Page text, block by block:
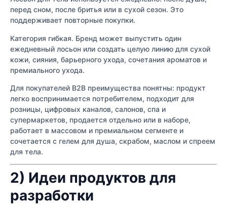
перед сном, после бритья или в сухой сезон. Это
поддерживает повторные покупки.
Категория гибкая. Бренд может выпустить один
ежедневный лосьон или создать целую линию для сухой
кожи, сияния, барьерного ухода, сочетания ароматов и
премиального ухода.
Для покупателей B2B преимущества понятны: продукт
легко воспринимается потребителем, подходит для
розницы, цифровых каналов, салонов, спа и
супермаркетов, продается отдельно или в наборе,
работает в массовом и премиальном сегменте и
сочетается с гелем для душа, скрабом, маслом и спреем
для тела.
2) Идеи продуктов для
разработки